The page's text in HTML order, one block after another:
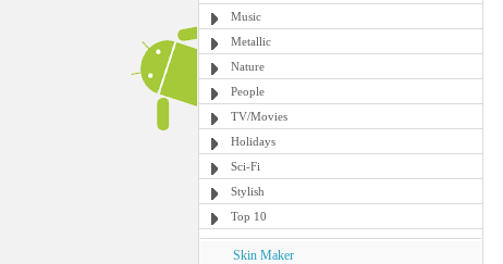
Music
Metallic
Nature
People
TV/Movies
Holidays
Sci-Fi
Stylish
Top 10
Skin Maker